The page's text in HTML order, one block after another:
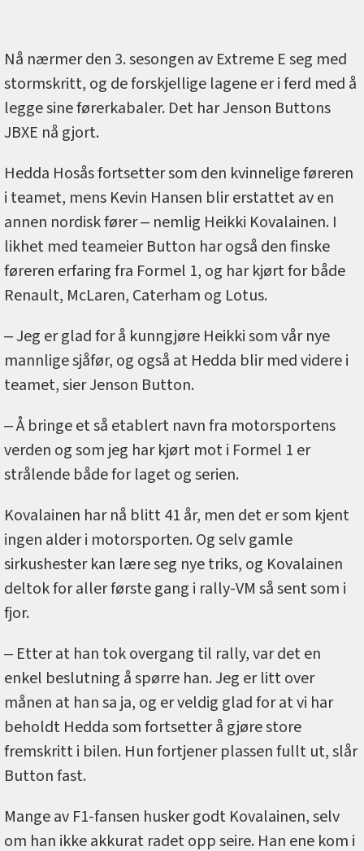
Nå nærmer den 3. sesongen av Extreme E seg med
stormskritt, og de forskjellige lagene er i ferd med å
legge sine førerkabaler. Det har Jenson Buttons
JBXE nå gjort.
Hedda Hosås fortsetter som den kvinnelige føreren
i teamet, mens Kevin Hansen blir erstattet av en
annen nordisk fører ‒ nemlig Heikki Kovalainen. I
likhet med teameier Button har også den finske
føreren erfaring fra Formel 1, og har kjørt for både
Renault, McLaren, Caterham og Lotus.
‒ Jeg er glad for å kunngjøre Heikki som vår nye
mannlige sjåfør, og også at Hedda blir med videre i
teamet, sier Jenson Button.
‒ Å bringe et så etablert navn fra motorsportens
verden og som jeg har kjørt mot i Formel 1 er
strålende både for laget og serien.
Kovalainen har nå blitt 41 år, men det er som kjent
ingen alder i motorsporten. Og selv gamle
sirkushester kan lære seg nye triks, og Kovalainen
deltok for aller første gang i rally-VM så sent som i
fjor.
‒ Etter at han tok overgang til rally, var det en
enkel beslutning å spørre han. Jeg er litt over
månen at han sa ja, og er veldig glad for at vi har
beholdt Hedda som fortsetter å gjøre store
fremskritt i bilen. Hun fortjener plassen fullt ut, slår
Button fast.
Mange av F1-fansen husker godt Kovalainen, selv
om han ikke akkurat radet opp seire. Han ene kom i